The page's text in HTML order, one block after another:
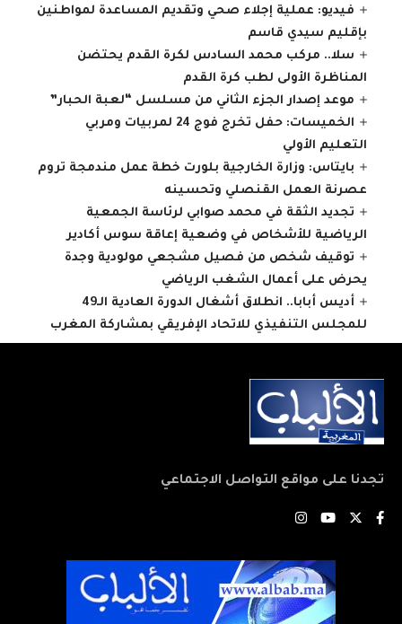
فيديو: عملية إجلاء صحي وتقديم المساعدة لمواطنين
بإقليم سيدي قاسم
سلا.. مركب محمد السادس لكرة القدم يحتضن
المناظرة الأولى لطب كرة القدم
موعد إصدار الجزء الثاني من مسلسل “لعبة الحبار”
الخميسات: حفل تخرج فوج 24 لمربيات ومربي
التعليم الأولي
بايتاس: وزارة الخارجية بلورت خطة عمل مندمجة تروم
عصرنة العمل القنصلي وتحسينه
تجديد الثقة في محمد صوابي لرئاسة الجمعية
الرياضية للأشخاص في وضعية إعاقة سوس أكادير
توقيف شخص من فصيل مشجعي مولودية وجدة
يحرض على أعمال الشغب الرياضي
أديس أبابا.. انطلاق أشغال الدورة العادية الـ49
للمجلس التنفيذي للاتحاد الإفريقي بمشاركة المغرب
تجدنا على مواقع التواصل الاجتماعي